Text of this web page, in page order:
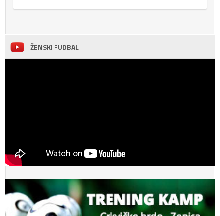
ŽENSKI FUDBAL